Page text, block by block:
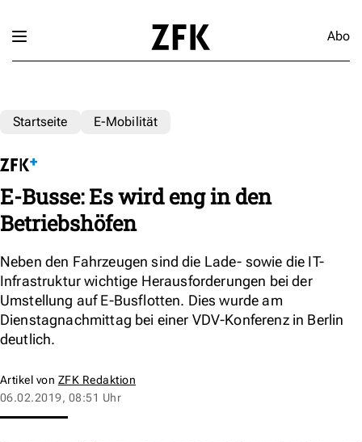
Abo
Startseite E-Mobilität
E-Busse: Es wird eng in den
Betriebshöfen
Neben den Fahrzeugen sind die Lade- sowie die IT-
Infrastruktur wichtige Herausforderungen bei der
Umstellung auf E-Busflotten. Dies wurde am
Dienstagnachmittag bei einer VDV-Konferenz in Berlin
deutlich.
Artikel von ZFK Redaktion
06.02.2019, 08:51 Uhr